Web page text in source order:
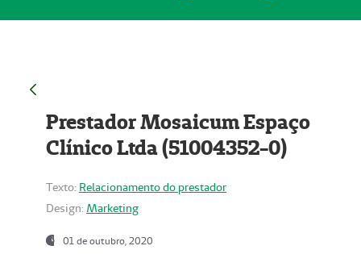
Prestador Mosaicum Espaço
Clínico Ltda (51004352-0)
Texto: Relacionamento do prestador
Design: Marketing
01 de outubro, 2020